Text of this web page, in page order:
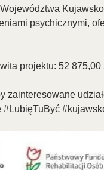
psychicznymi,
projektu: 52 875,00
zainteresowane
#LubięTuByć